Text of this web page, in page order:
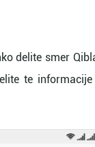
delite smer
te